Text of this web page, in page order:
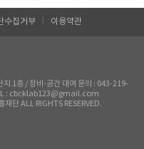
수집거부 이용약관
지 1층 / 장비-공간 대여 문의 : 043-219-
: cbcklab123@gmail.com
단 ALL RIGHTS RESERVED.